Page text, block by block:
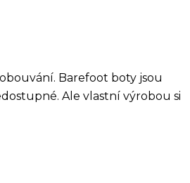
Barefoot boty jsou
Ale vlastní výrobou si